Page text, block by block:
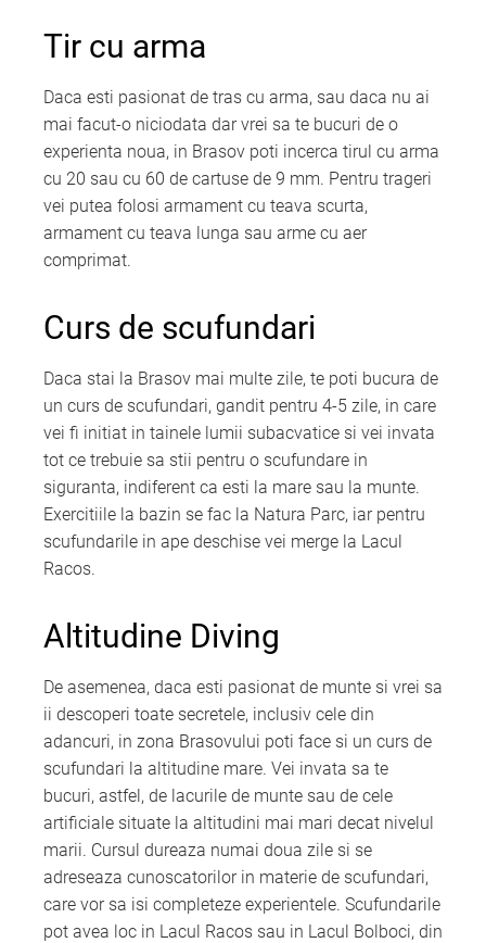
Tir cu arma
Daca esti pasionat de tras cu arma, sau daca nu ai
mai facut-o niciodata dar vrei sa te bucuri de o
experienta noua, in Brasov poti incerca tirul cu arma
cu 20 sau cu 60 de cartuse de 9 mm. Pentru trageri
vei putea folosi armament cu teava scurta,
armament cu teava lunga sau arme cu aer
comprimat.
Curs de scufundari
Daca stai la Brasov mai multe zile, te poti bucura de
un curs de scufundari, gandit pentru 4-5 zile, in care
vei fi initiat in tainele lumii subacvatice si vei invata
tot ce trebuie sa stii pentru o scufundare in
siguranta, indiferent ca esti la mare sau la munte.
Exercitiile la bazin se fac la Natura Parc, iar pentru
scufundarile in ape deschise vei merge la Lacul
Racos.
Altitudine Diving
De asemenea, daca esti pasionat de munte si vrei sa
ii descoperi toate secretele, inclusiv cele din
adancuri, in zona Brasovului poti face si un curs de
scufundari la altitudine mare. Vei invata sa te
bucuri, astfel, de lacurile de munte sau de cele
artificiale situate la altitudini mai mari decat nivelul
marii. Cursul dureaza numai doua zile si se
adreseaza cunoscatorilor in materie de scufundari,
care vor sa isi completeze experientele. Scufundarile
pot avea loc in Lacul Racos sau in Lacul Bolboci, din